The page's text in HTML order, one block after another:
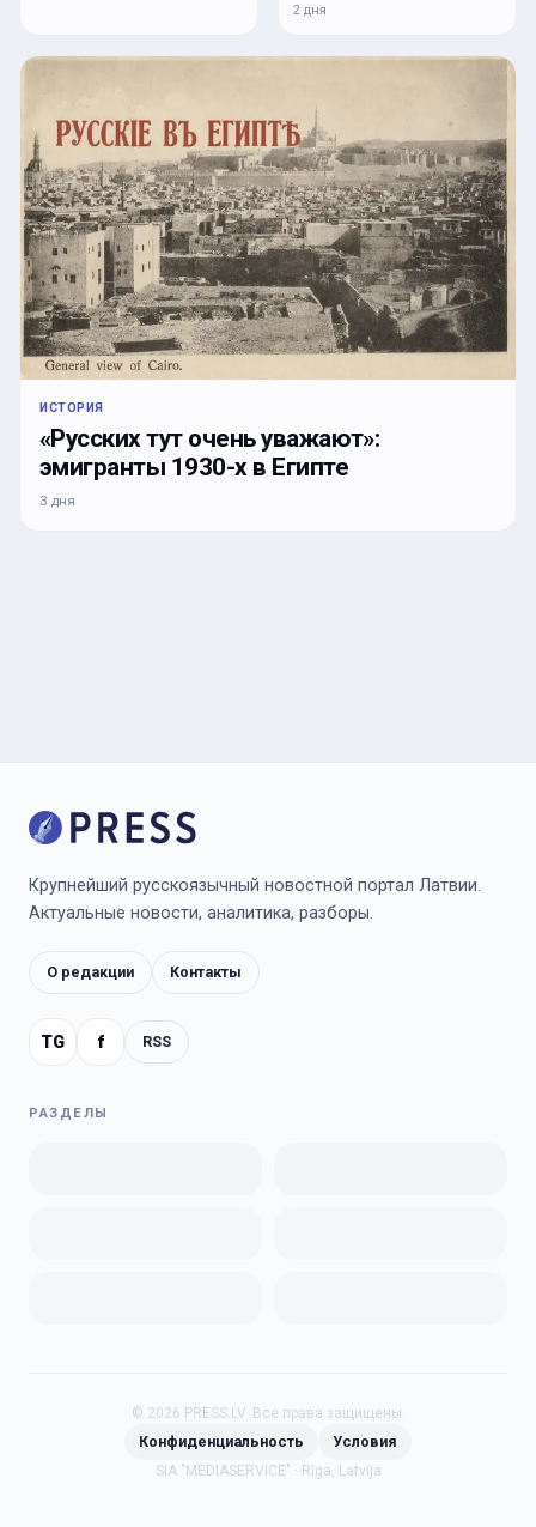
2 дня
ИСТОРИЯ
«Русских тут очень уважают»:
эмигранты 1930-х в Египте
3 дня
Крупнейший русскоязычный новостной портал Латвии.
Актуальные новости, аналитика, разборы.
О редакции Контакты
TG f RSS
РАЗДЕЛЫ
© 2026 PRESS.LV. Все права защищены.
Конфиденциальность Условия
SIA "MEDIASERVICE" · Rīga, Latvija